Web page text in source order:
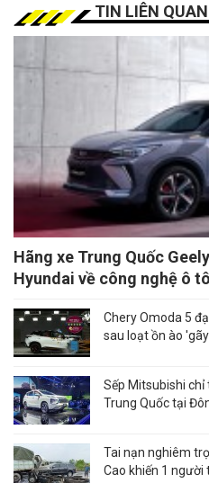
TIN LIÊN QUAN
Hãng xe Trung Quốc
Hyundai về công nghệ ô tô
Chery Omoda 5
sau loạt ồn ào
Sếp Mitsubishi chỉ
Trung Quốc tại
Tai nạn nghiêm
Cao khiến 1 người